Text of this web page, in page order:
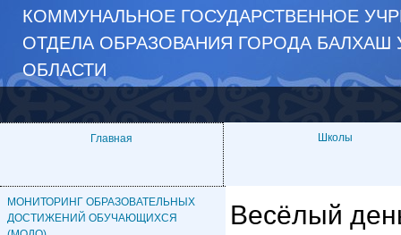
КОММУНАЛЬНОЕ ГОСУДАРСТВЕННОЕ
ОТДЕЛА ОБРАЗОВАНИЯ ГОРОДА БАЛХАШ
ОБЛАСТИ
Главная Школы
МОНИТОРИНГ ОБРАЗОВАТЕЛЬНЫХ
ДОСТИЖЕНИЙ ОБУЧАЮЩИХСЯ
Весёлый